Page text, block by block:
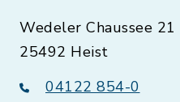
Wedeler Chaussee 21
25492 Heist
04122 854-0